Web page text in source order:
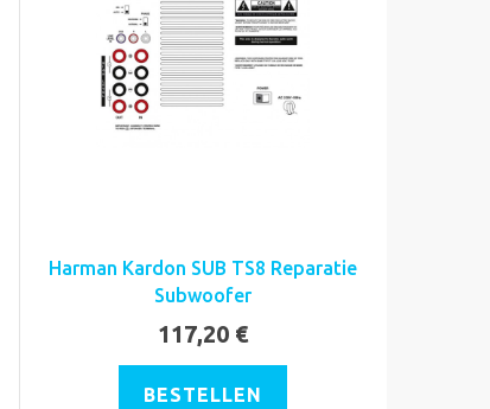
Harman Kardon SUB TS8 Reparatie
Subwoofer
117,20 €
BESTELLEN